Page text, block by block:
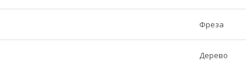
Фреза
Дерево